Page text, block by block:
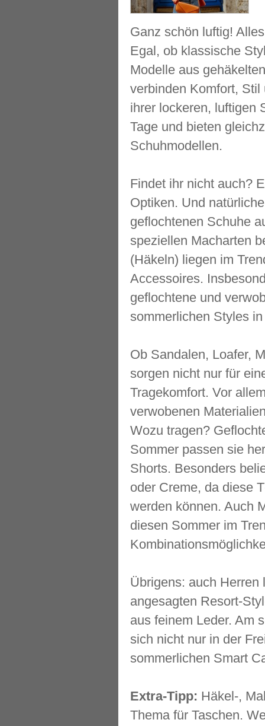
Ganz schön luftig!
Egal, ob klassische
Modelle aus
verbinden Komfort,
ihrer lockeren, luftigen
Tage und bieten
Schuhmodellen.
Findet ihr nicht auch?
Optiken. Und
geflochtenen Schuhe
speziellen Macharten
(Häkeln) liegen im
Accessoires.
geflochtene und
sommerlichen Styles
Ob Sandalen, Loafer,
sorgen nicht nur für
Tragekomfort. Vor
verwobenen
Wozu tragen?
Sommer passen sie
Shorts. Besonders
oder Creme, da diese
werden können. Auch
diesen Sommer im
Übrigens: auch
angesagten Resort-
aus feinem Leder. Am
sich nicht nur in der
sommerlichen Smart
Extra-Tipp: Häkel-,
Thema für Taschen.